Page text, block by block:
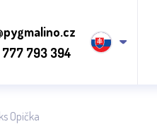
793 394
Opička